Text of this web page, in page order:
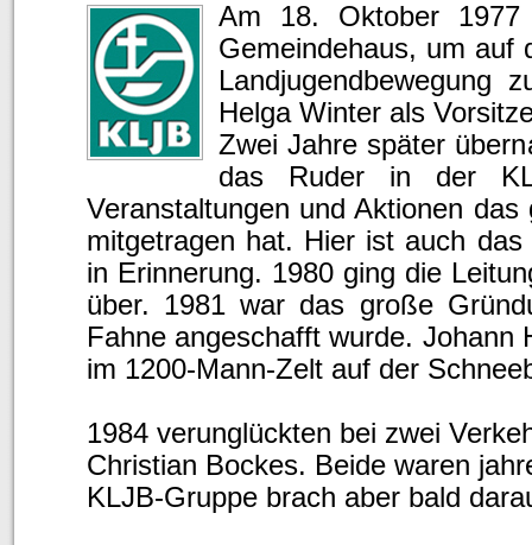
Am 18. Oktober
Gemeindehaus, um auf
Landjugendbewegung
Helga Winter als
Zwei Jahre später
das Ruder in der
Veranstaltungen und Aktionen
mitgetragen hat. Hier ist auch
in Erinnerung. 1980 ging die
über. 1981 war das große
Fahne angeschafft wurde.
im 1200-Mann-Zelt auf der
1984 verunglückten bei zwei
Christian Bockes. Beide waren
KLJB-Gruppe brach aber bald